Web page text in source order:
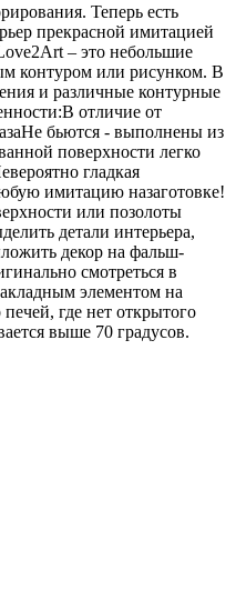
Теперь есть
прекрасной имитацией
– это небольшие
контуром или рисунком. В
и различные контурные
отличие от
бьются - выполнены из
поверхности легко
гладкая
имитацию назаготовке!
или позолоты
детали интерьера,
декор на фальш-
смотреться в
элементом на
где нет открытого
выше 70 градусов.